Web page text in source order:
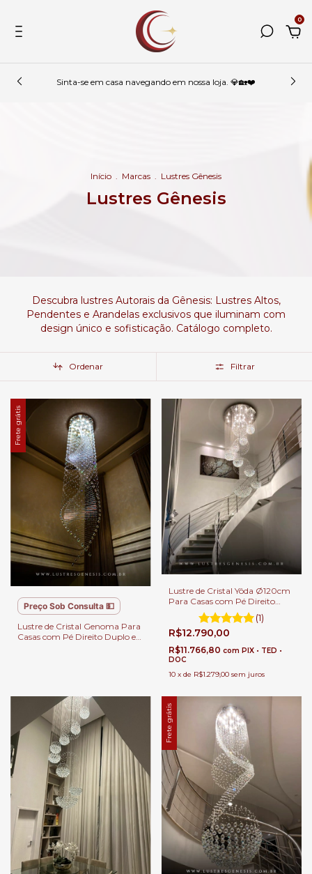
0
Sinta-se em casa navegando em nossa loja. 💎🏡❤️
Início . Marcas . Lustres Gênesis
Lustres Gênesis
Descubra lustres Autorais da Gênesis: Lustres Altos,
Pendentes e Arandelas exclusivos que iluminam com
design único e sofisticação. Catálogo completo.
Ordenar Filtrar
Frete grátis
Preço Sob Consulta 💵
Lustre de Cristal Genoma Para
Casas com Pé Direito Duplo e
Lustre de Cristal Yôda Ø120cm
Para Casas com Pé Direito
(1)
R$12.790,00
R$11.766,80 com PIX • TED •
DOC
10 x de R$1.279,00 sem juros
Frete grátis